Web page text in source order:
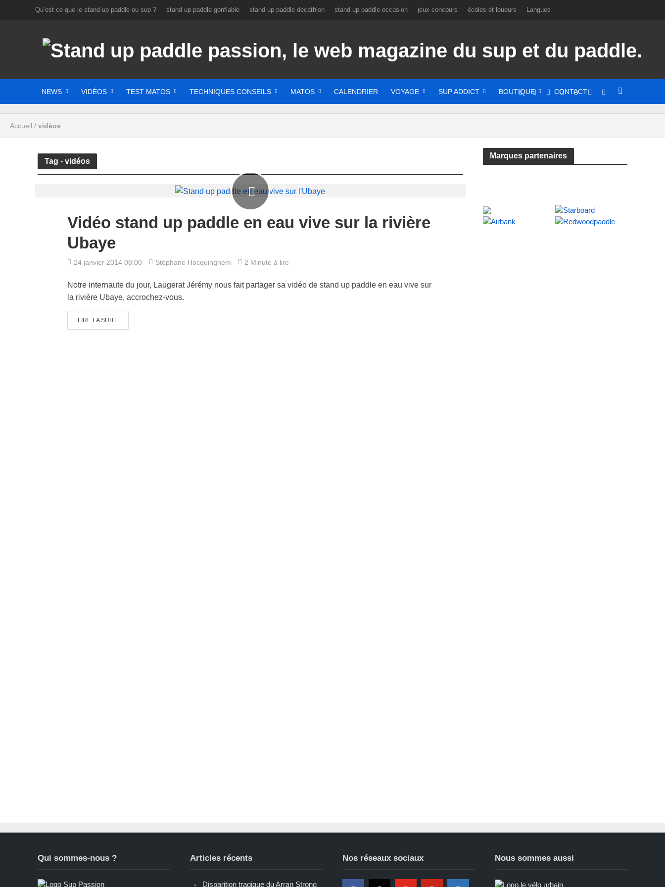
Qu’est ce que le stand up paddle ou sup ? stand up paddle gonflable stand up paddle decathlon stand up paddle occasion jeux concours écoles et loueurs Langues
NEWS VIDÉOS TEST MATOS TECHNIQUES CONSEILS MATOS CALENDRIER VOYAGE SUP ADDICT BOUTIQUE CONTACT
Accueil / vidéos
Tag - vidéos
Vidéo stand up paddle en eau vive sur la rivière
Ubaye
24 janvier 2014 08:00 Stéphane Hocquinghem 2 Minute à lire
Notre internaute du jour, Laugerat Jérémy nous fait partager sa vidéo de stand up paddle en eau vive sur
la rivière Ubaye, accrochez-vous.
LIRE LA SUITE
Marques partenaires
Qui sommes-nous ? Articles récents
Disparition tragique du Arran Strong
Nos réseaux sociaux Nous sommes aussi